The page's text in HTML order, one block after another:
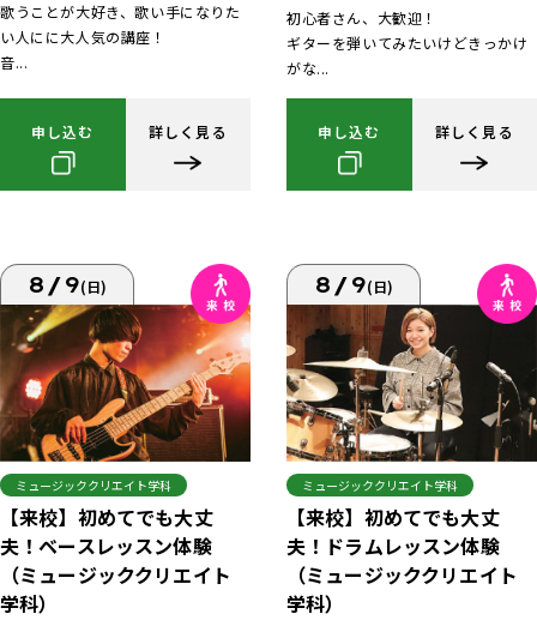
歌うことが大好き、歌い手になりた
い人にに大人気の講座！
音...
申し込む 詳しく見る
初心者さん、大歓迎！
ギターを弾いてみたいけどきっかけ
がな...
申し込む 詳しく見る
8/9(日)
ミュージッククリエイト学科
【来校】初めてでも大丈
夫！ベースレッスン体験
（ミュージッククリエイト
学科）
8/9(日)
ミュージッククリエイト学科
【来校】初めてでも大丈
夫！ドラムレッスン体験
（ミュージッククリエイト
学科）